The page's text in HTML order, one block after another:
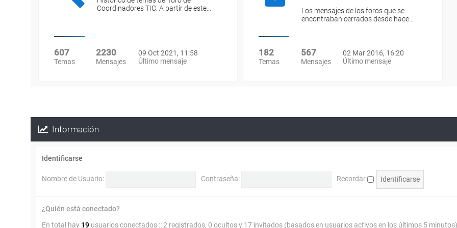
Coordinadores TIC. A partir de este…
607
Temas
2230
Mensajes
09 Oct 2021, 11:58
Último mensaje
Los mensajes de los foros que se
encontraban cerrados desde hace…
182
Temas
567
Mensajes
02 Mar 2016, 16:20
Último mensaje
Información
Identificarse
Nombre de Usuario: Contraseña: Recordar
¿Quién está conectado?
En total hay 19 usuarios conectados :: 2 registrados, 0 ocultos y 17 invitados (basados en usuarios activos en los últimos 5 minutos)